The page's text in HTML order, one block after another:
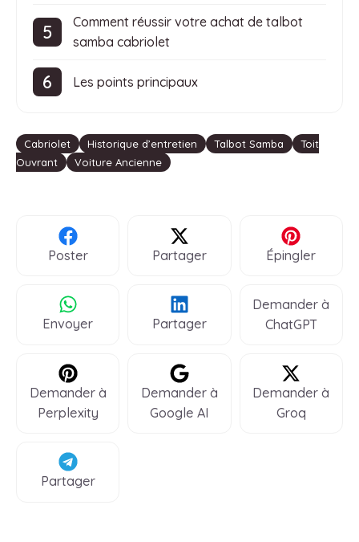
Comment réussir votre achat de talbot
samba cabriolet
Les points principaux
Étiquettes
Cabriolet Historique d’entretien Talbot Samba
Toit
Ouvrant
Voiture Ancienne
Poster Partager Épingler
Envoyer Partager
Demander à
ChatGPT
Demander à
Perplexity
Demander à
Google AI
Demander à
Groq
Partager